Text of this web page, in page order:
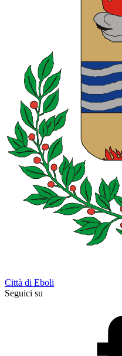
Città di Eboli
Seguici su